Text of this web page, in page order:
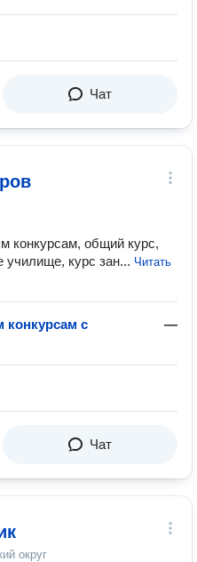
Чат
конкурсам, общий курс,
училище, курс зан... Читать
конкурсам с
—
Чат
округ